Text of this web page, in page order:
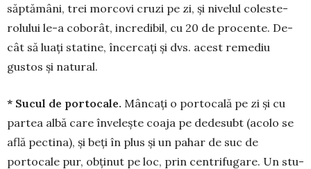
săp­tămâni, trei mor­covi cruzi pe zi, și nivelul coles­te­
rolului le-a coborât, incredibil, cu 20 de pro­cente. De­
cât să luați statine, încercați și dvs. acest remediu
gustos și natural.
* Sucul de portocale. Mân­cați o portocală pe zi și cu
partea albă care învelește coaja pe dedesubt (aco­lo se
află pec­tina), și beți în plus și un pahar de suc de
portocale pur, obținut pe loc, prin centrifugare. Un stu­